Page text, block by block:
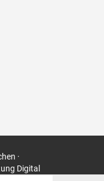
·
Digital